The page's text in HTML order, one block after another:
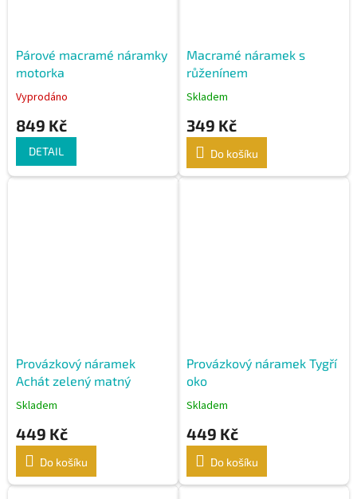
Párové macramé náramky
motorka
Vyprodáno
849 Kč
DETAIL
Macramé náramek s
růženínem
Skladem
349 Kč
Do košíku
Provázkový náramek
Achát zelený matný
Skladem
449 Kč
Do košíku
Provázkový náramek Tygří
oko
Skladem
449 Kč
Do košíku